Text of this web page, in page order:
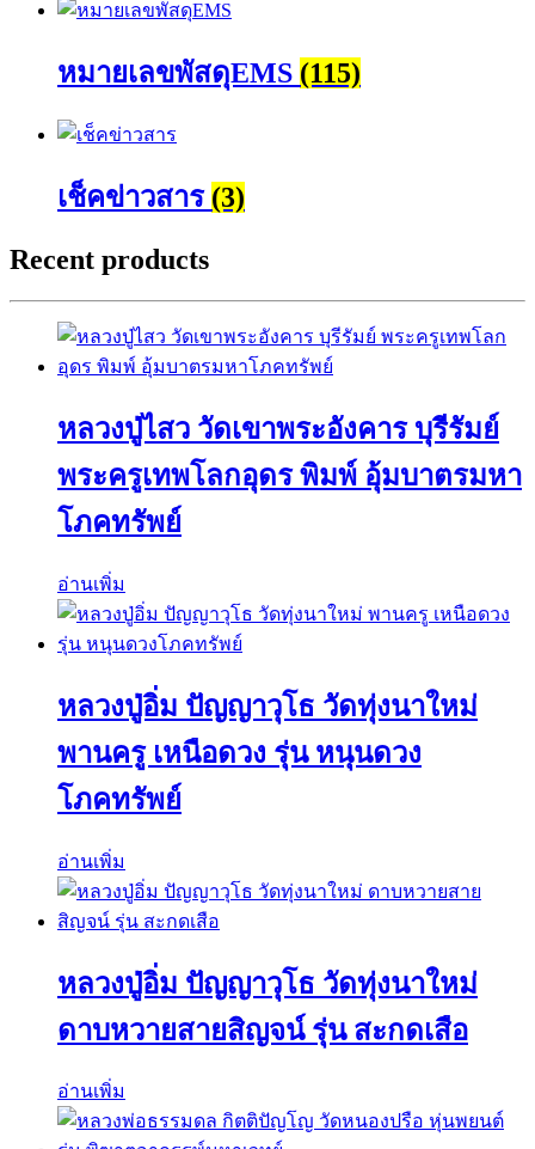
หมายเลขพัสดุEMS (115)
เช็คข่าวสาร (3)
Recent products
หลวงปู่ไสว วัดเขาพระอังคาร บุรีรัมย์
พระครูเทพโลกอุดร พิมพ์ อุ้มบาตรมหา
โภคทรัพย์
อ่านเพิ่ม
หลวงปู่อิ่ม ปัญญาวุโธ วัดทุ่งนาใหม่
พานครู เหนือดวง รุ่น หนุนดวง
โภคทรัพย์
อ่านเพิ่ม
หลวงปู่อิ่ม ปัญญาวุโธ วัดทุ่งนาใหม่
ดาบหวายสายสิญจน์ รุ่น สะกดเสือ
อ่านเพิ่ม